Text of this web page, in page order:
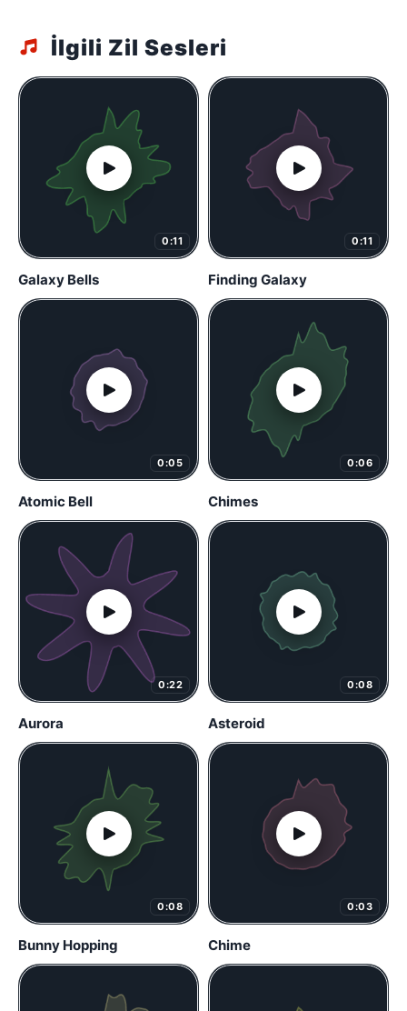
İlgili Zil Sesleri
0:11
Galaxy Bells
0:11
Finding Galaxy
0:05
Atomic Bell
0:06
Chimes
0:22
Aurora
0:08
Asteroid
0:08
Bunny Hopping
0:03
Chime